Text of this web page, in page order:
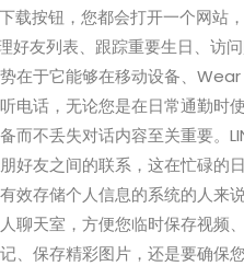
载按钮，您都会打开一个网
好友列表、跟踪重要生日、访
在于它能够在移动设备、
电话，无论您是在日常通勤时
而不丢失对话内容至关重要。
好友之间的联系，这在忙碌的
效存储个人信息的系统的人来
聊天室，方便您临时保存视频
、保存精彩图片，还是要确